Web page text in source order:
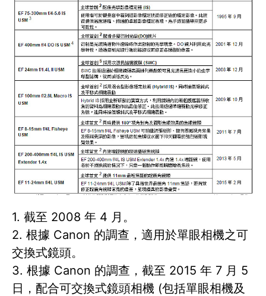
1. 截至 2008 年 4 月。
2. 根據 Canon 的調查，適用於單眼相機之可
交換式鏡頭。
3. 根據 Canon 的調查，截至 2015 年 7 月 5
日，配合可交換式鏡頭相機 (包括單眼相機及